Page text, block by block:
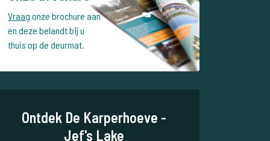
Vraag onze brochure aan
en deze belandt bij u
thuis op de deurmat.
Ontdek De Karperhoeve -
Jef's Lake